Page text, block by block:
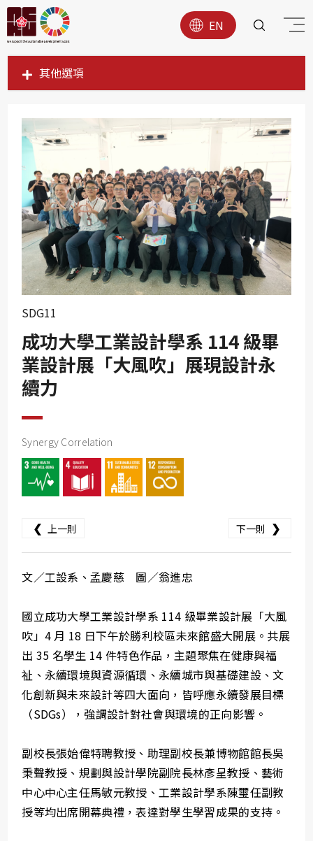
EN
其他選項
SDG1
SDG3
SDG4
SDG5
SDG6
SDG7
SDG8
SDG9
SDG11
SDG12
SDG16
SDG17
SDG11
成功大學工業設計學系 114 級畢
業設計展「大風吹」展現設計永
續力
Synergy Correlation
❮ 上一則 下一則 ❯
文／工設系、孟慶慈 圖／翁進忠
國立成功大學工業設計學系 114 級畢業設計展「大風
吹」4 月 18 日下午於勝利校區未來館盛大開展。共展
出 35 名學生 14 件特色作品，主題聚焦在健康與福
祉、永續環境與資源循環、永續城市與基礎建設、文
化創新與未來設計等四大面向，皆呼應永續發展目標
（SDGs），強調設計對社會與環境的正向影響。
副校長張始偉特聘教授、助理副校長兼博物館館長吳
秉聲教授、規劃與設計學院副院長林彥呈教授、藝術
中心中心主任馬敏元教授、工業設計學系陳璽任副教
授等均出席開幕典禮，表達對學生學習成果的支持。